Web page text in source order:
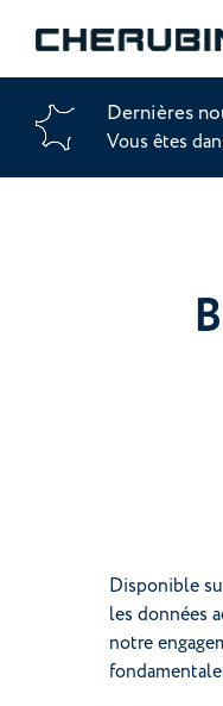
Dernières
Vous êtes
Disponible
les données
notre